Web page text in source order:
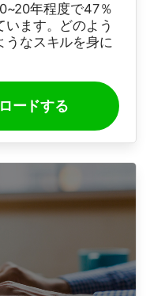
年程度で47％
ます。どのよう
うなスキルを身に
ードする